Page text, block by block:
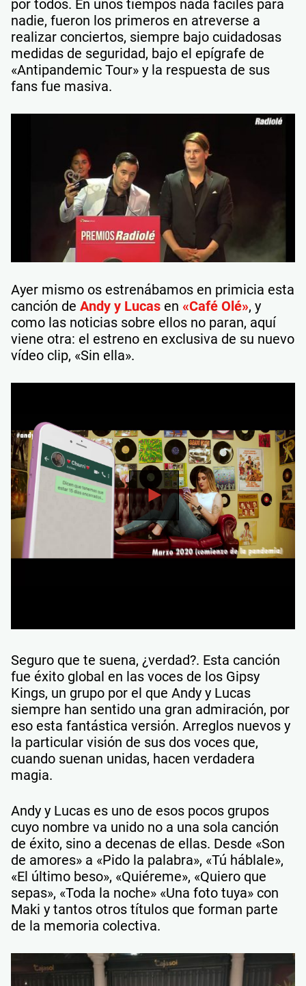
por todos. En unos tiempos nada fáciles para
nadie, fueron los primeros en atreverse a
realizar conciertos, siempre bajo cuidadosas
medidas de seguridad, bajo el epígrafe de
«Antipandemic Tour» y la respuesta de sus
fans fue masiva.
Ayer mismo os estrenábamos en primicia esta
canción de Andy y Lucas en «Café Olé», y
como las noticias sobre ellos no paran, aquí
viene otra: el estreno en exclusiva de su nuevo
vídeo clip, «Sin ella».
Seguro que te suena, ¿verdad?. Esta canción
fue éxito global en las voces de los Gipsy
Kings, un grupo por el que Andy y Lucas
siempre han sentido una gran admiración, por
eso esta fantástica versión. Arreglos nuevos y
la particular visión de sus dos voces que,
cuando suenan unidas, hacen verdadera
magia.
Andy y Lucas es uno de esos pocos grupos
cuyo nombre va unido no a una sola canción
de éxito, sino a decenas de ellas. Desde «Son
de amores» a «Pido la palabra», «Tú háblale»,
«El último beso», «Quiéreme», «Quiero que
sepas», «Toda la noche» «Una foto tuya» con
Maki y tantos otros títulos que forman parte
de la memoria colectiva.